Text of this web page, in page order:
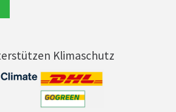
Klimaschutz